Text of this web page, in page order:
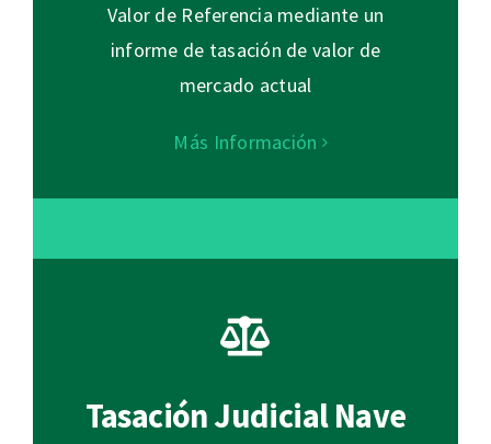
Valor de Referencia mediante un
informe de tasación de valor de
mercado actual
Más Información
Tasación Judicial Nave